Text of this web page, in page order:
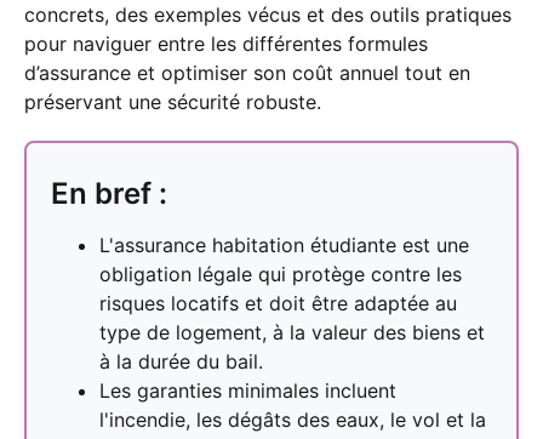
concrets, des exemples vécus et des outils pratiques
pour naviguer entre les différentes formules
d’assurance et optimiser son coût annuel tout en
préservant une sécurité robuste.
En bref :
L'assurance habitation étudiante est une
obligation légale qui protège contre les
risques locatifs et doit être adaptée au
type de logement, à la valeur des biens et
à la durée du bail.
Les garanties minimales incluent
l'incendie, les dégâts des eaux, le vol et la